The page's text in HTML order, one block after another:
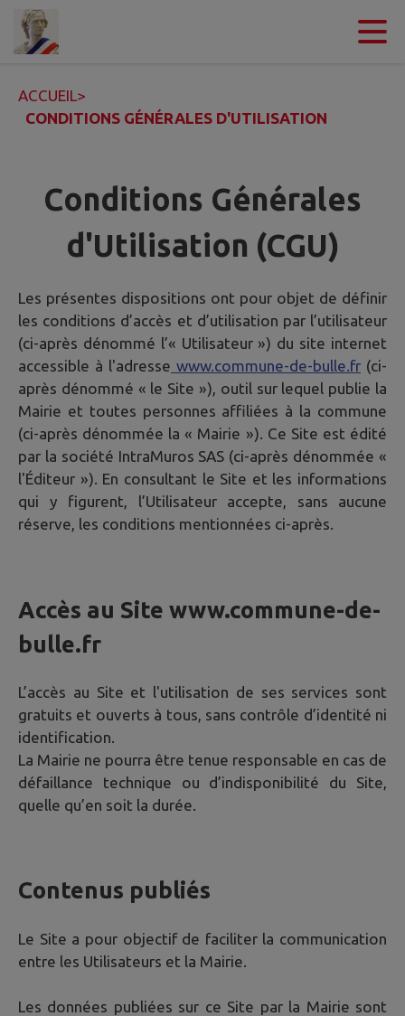
Contenu
ACCUEIL>
CONDITIONS GÉNÉRALES D'UTILISATION
Conditions Générales
d'Utilisation (CGU)
Les présentes dispositions ont pour objet de définir
les conditions d’accès et d’utilisation par l’utilisateur
(ci-après dénommé l’« Utilisateur ») du site internet
accessible à l'adresse www.commune-de-bulle.fr (ci-
après dénommé « le Site »), outil sur lequel publie la
Mairie et toutes personnes affiliées à la commune
(ci-après dénommée la « Mairie »). Ce Site est édité
par la société IntraMuros SAS (ci-après dénommée «
l'Éditeur »). En consultant le Site et les informations
qui y figurent, l’Utilisateur accepte, sans aucune
réserve, les conditions mentionnées ci-après.
Accès au Site www.commune-de-
bulle.fr
L’accès au Site et l'utilisation de ses services sont
gratuits et ouverts à tous, sans contrôle d’identité ni
identification.
La Mairie ne pourra être tenue responsable en cas de
défaillance technique ou d’indisponibilité du Site,
quelle qu’en soit la durée.
Contenus publiés
Le Site a pour objectif de faciliter la communication
entre les Utilisateurs et la Mairie.
Les données publiées sur ce Site par la Mairie sont